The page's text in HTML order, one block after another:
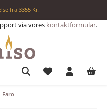
fra 3355 Kr.
via vores kontaktformular.
Du har 0
Faro